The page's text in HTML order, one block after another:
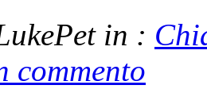
in :
commento